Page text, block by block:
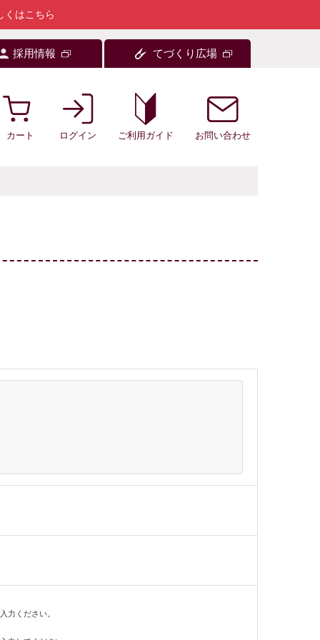
くはこちら
採用情報 てづくり広場
カート ログイン ご利用ガイド お問い合わせ
力ください。